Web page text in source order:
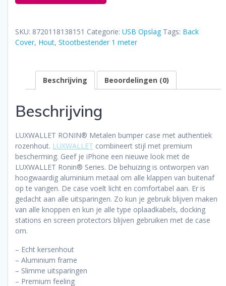
Cherrywood
-
Houten
Metalen
Behuizing
met
Kersenhout
SKU: 8720118138151 Categorie: USB Opslag Tags: Back
Cover, Hout, Stootbestender 1 meter
Beschrijving Beoordelingen (0)
Beschrijving
LUXWALLET RONIN® Metalen bumper case met authentiek
rozenhout. LUXWALLET combineert stijl met premium
bescherming. Geef je iPhone een nieuwe look met de
LUXWALLET Ronin® Series. De behuizing is ontworpen van
hoogwaardig aluminium metaal om alle klappen van buitenaf
op te vangen. De case voelt licht en comfortabel aan. Er is
gedacht aan alle uitsparingen. Zo kun je gebruik blijven maken
van alle knoppen en kun je alle type oplaadkabels, docking
stations en screen protectors blijven gebruiken met de case
om.
– Echt kersenhout
– Aluminium frame
– Slimme uitsparingen
– Premium feeling